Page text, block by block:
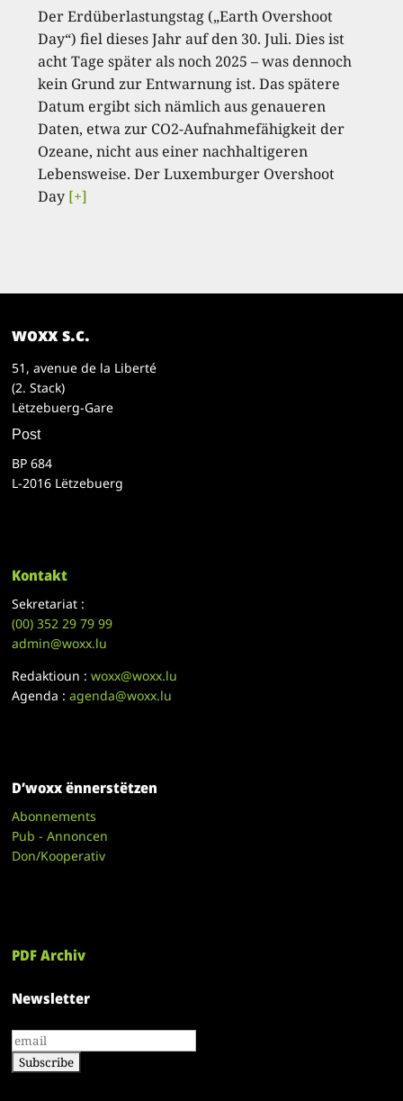
Der Erdüberlastungstag („Earth Overshoot
Day“) fiel dieses Jahr auf den 30. Juli. Dies ist
acht Tage später als noch 2025 – was dennoch
kein Grund zur Entwarnung ist. Das spätere
Datum ergibt sich nämlich aus genaueren
Daten, etwa zur CO2-Aufnahmefähigkeit der
Ozeane, nicht aus einer nachhaltigeren
Lebensweise. Der Luxemburger Overshoot
Day [+]
woxx s.c.
51, avenue de la Liberté
(2. Stack)
Lëtzebuerg-Gare
Post
BP 684
L-2016 Lëtzebuerg
Kontakt
Sekretariat :
(00)352 29 79 99
admin@woxx.lu
Redaktioun :woxx@woxx.lu
Agenda :agenda@woxx.lu
D’woxx ënnerstëtzen
Abonnements
Pub - Annoncen
Don/Kooperativ
PDF Archiv
Newsletter